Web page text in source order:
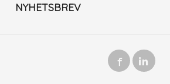
NYHETSBREV